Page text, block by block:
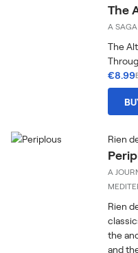
The
A
The
€8.99
Rien
A
Rien
the
and